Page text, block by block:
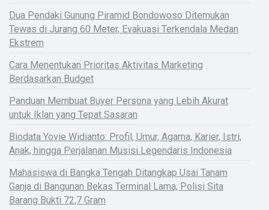
Dua Pendaki Gunung Piramid Bondowoso Ditemukan
Tewas di Jurang 60 Meter, Evakuasi Terkendala Medan
Ekstrem
Cara Menentukan Prioritas Aktivitas Marketing
Berdasarkan Budget
Panduan Membuat Buyer Persona yang Lebih Akurat
untuk Iklan yang Tepat Sasaran
Biodata Yovie Widianto: Profil, Umur, Agama, Karier, Istri,
Anak, hingga Perjalanan Musisi Legendaris Indonesia
Mahasiswa di Bangka Tengah Ditangkap Usai Tanam
Ganja di Bangunan Bekas Terminal Lama, Polisi Sita
Barang Bukti 72,7 Gram